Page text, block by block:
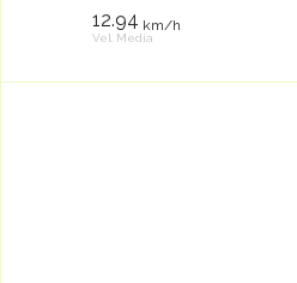
12.94 km/h
Vel. Media